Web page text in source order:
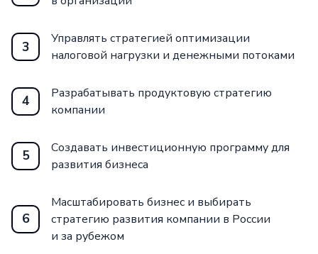
3
Управлять стратегией оптимизации
налоговой нагрузки и денежными потоками
4
Разрабатывать продуктовую стратегию
компании
5
Создавать инвестиционную программу для
развития бизнеса
6
Масштабировать бизнес и выбирать
стратегию развития компании в России
и за рубежом